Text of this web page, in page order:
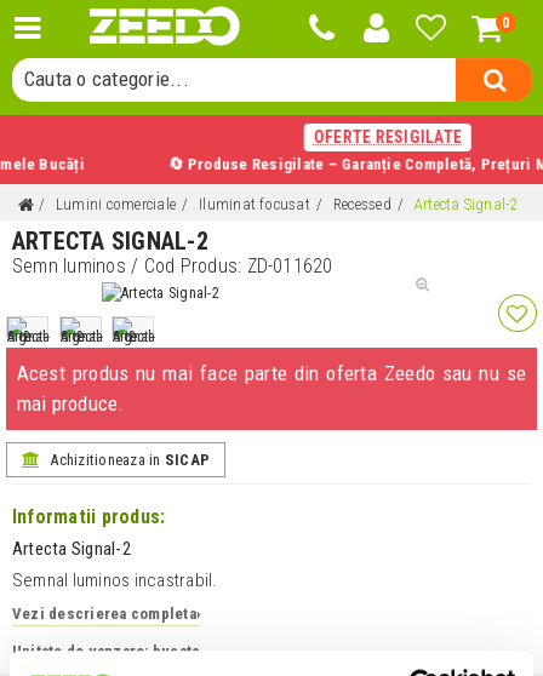
0
Cauta un produs...
Cauta o categorie...
Cauta un producator...
Cauta un produs...
OFERTE RESIGILATE
🔄 Produse Resigilate – Garanție Completă, Prețuri Mai
Lumini comerciale Iluminat focusat Recessed Artecta Signal-2
ARTECTA SIGNAL-2
Semn luminos/ Cod Produs: ZD-011620
Acest produs nu mai face parte din oferta Zeedo sau nu se
mai produce.
Achizitioneaza in SICAP
Informatii produs:
Artecta Signal-2
Semnal luminos incastrabil.
Vezi descrierea completa›
Unitate de vanzare: bucata